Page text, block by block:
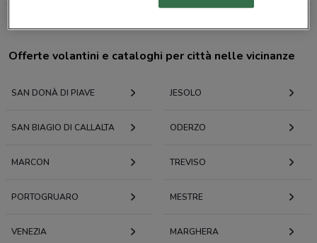
Offerte volantini e cataloghi per città nelle vicinanze
SAN DONÀ DI PIAVE JESOLO
SAN BIAGIO DI CALLALTA ODERZO
MARCON TREVISO
PORTOGRUARO MESTRE
VENEZIA MARGHERA